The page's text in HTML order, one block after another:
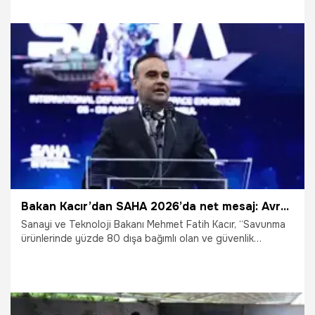
çıkacağı özel bir etkinlik olarak teknoloji tutkunlarını bir
araya getirecek.
15.05.2026 Bilim ve Teknoloji
Bakan Kacır’dan SAHA 2026’da net mesaj: Avrupa’nın ihtiyaç duyduğu çözüm ortağı Türkiye
Sanayi ve Teknoloji Bakanı Mehmet Fatih Kacır, “Savunma
ürünlerinde yüzde 80 dışa bağımlı olan ve güvenlik
Sektörümüz; sahada oyun değiştirici rolü kanıtlanmış,
yüksek teknoloji odaklı ve maliyet etkin geniş bir ürün